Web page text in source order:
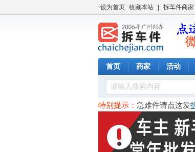
设为首页 收藏本站 拆车件商家
首页 商家 活动
特别提示： 急难件请点这发